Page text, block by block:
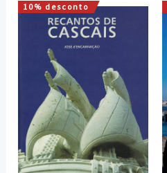
10% desconto
O
preço
original
era:
18,00 €.
O
preço
atual
é: